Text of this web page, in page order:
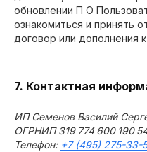
обновлении П О
ознакомиться и принять
договор или дополнения
7. Контактная
ИП Семенов Василий
ОГРНИП 319 774 600 190
Телефон: +7 (495) 275-33-